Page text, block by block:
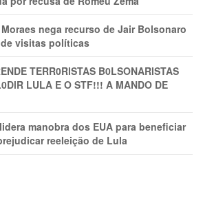
nega recurso de Jair Bolsonaro
visitas políticas
TERR0RlSTAS B0LSONARlSTAS
LULA E O STF!!! A MANDO DE
manobra dos EUA para beneficiar
reeleição de Lula